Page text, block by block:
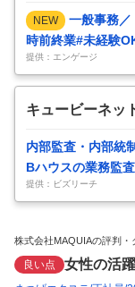
NEW
一般事務
時前終業#未経験
提供：エンゲージ
キュービーネッ
内部監査・内部統
Bハウスの業務監
提供：ビズリーチ
株式会社MAQUIAの評判・
良い点 女性の活